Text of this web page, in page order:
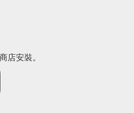
店安裝。